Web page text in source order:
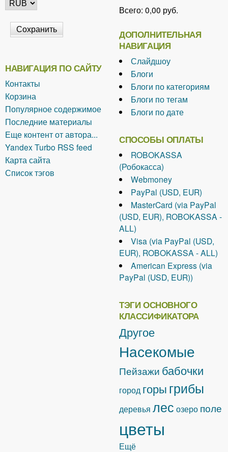
НАВИГАЦИЯ ПО САЙТУ
Контакты
Корзина
Популярное содержимое
Последние материалы
Еще контент от автора...
Yandex Turbo RSS feed
Карта сайта
Список тэгов
Всего: 0,00 руб.
ДОПОЛНИТЕЛЬНАЯ
НАВИГАЦИЯ
Слайдшоу
Блоги
Блоги по категориям
Блоги по тегам
Блоги по дате
СПОСОБЫ ОПЛАТЫ
ROBOKASSA
(Робокасса)
Webmoney
PayPal (USD, EUR)
MasterCard (via PayPal
(USD, EUR), ROBOKASSA -
ALL)
Visa (via PayPal (USD,
EUR), ROBOKASSA - ALL)
American Express (via
PayPal (USD, EUR))
ТЭГИ ОСНОВНОГО
КЛАССИФИКАТОРА
Другое
Насекомые
Пейзажи бабочки
город горыгрибы
деревья лес озеро поле
цветы
Ещё